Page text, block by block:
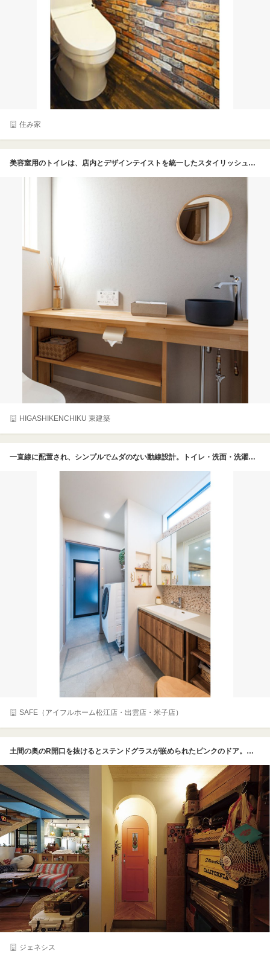
住み家
美容室用のトイレは、店内とデザインテイストを統一したスタイリッシュな雰囲気
HIGASHIKENCHIKU 東建築
一直線に配置され、シンプルでムダのない動線設計。トイレ・洗面・洗濯・脱衣室・浴室への移動がスムーズで、毎日の家事も快適に。空間を広く見せるハイドアの先にはトイレを配置。洗面と洗濯スペースは壁で仕切り、洗濯機上部には便利な収納棚も。脱衣室も収納を備え、タオルや衣類がすっきりと片付きます
SAFE（アイフルホーム松江店・出雲店・米子店）
土間の奥のR開口を抜けるとステンドグラスが嵌められたピンクのドア。ドアの先は洗面とトイレ
ジェネシス